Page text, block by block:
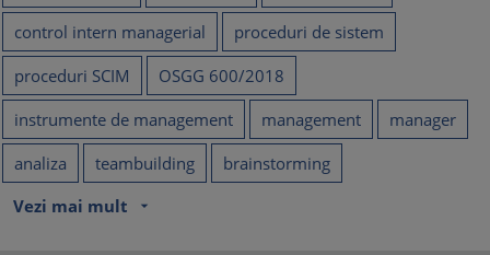
control intern managerial
proceduri de sistem
proceduri SCIM
OSGG 600/2018
instrumente de management
management
manager
analiza
teambuilding
brainstorming
Vezi mai mult
arrow_drop_down